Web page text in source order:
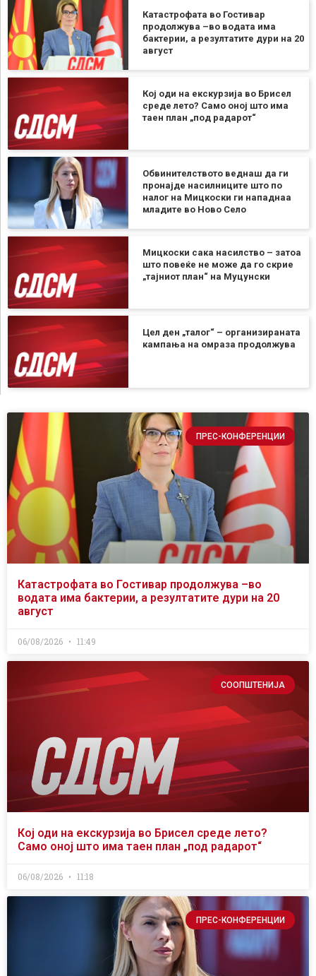
Катастрофата во Гостивар
продолжува –во водата има
бактерии, а резултатите дури на 20
август
Кој оди на екскурзија во Брисел
среде лето? Само оној што има
таен план „под радарот“
Обвинителството веднаш да ги
пронајде насилниците што по
налог на Мицкоски ги нападнаа
младите во Ново Село
Мицкоски сака насилство – затоа
што повеќе не може да го скрие
„тајниот план“ на Муцунски
Цел ден „талог“ – организираната
кампања на омраза продолжува
ПРЕС-КОНФЕРЕНЦИИ
Катастрофата во Гостивар продолжува –во
водата има бактерии, а резултатите дури на 20
август
06/08/2026 11:49
СООПШТЕНИЈА
Кој оди на екскурзија во Брисел среде лето?
Само оној што има таен план „под радарот“
06/08/2026 11:18
ПРЕС-КОНФЕРЕНЦИИ